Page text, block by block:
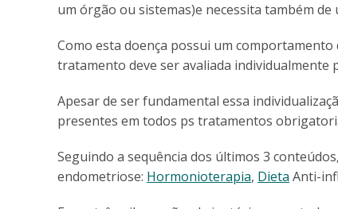
um órgão ou sistemas)e necessita também
Como esta doença possui um
tratamento deve ser avaliada individualmente
Apesar de ser fundamental essa
presentes em todos ps tratamentos
Seguindo a sequência dos últimos 3
endometriose: Hormonioterapia, Dieta Anti-